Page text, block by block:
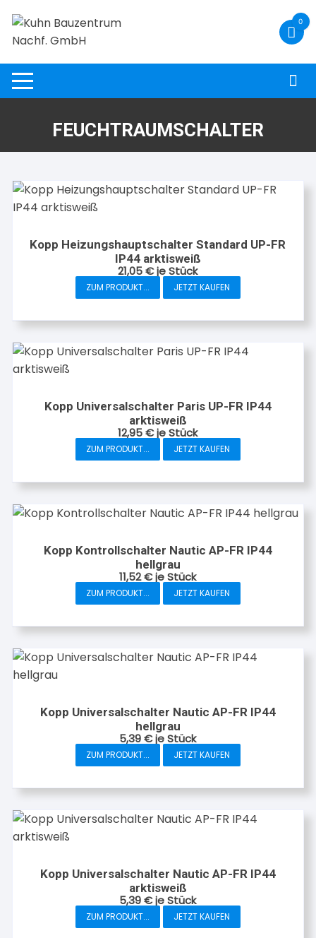
Inhalt
springen
0
FEUCHTRAUMSCHALTER
Kopp Heizungshauptschalter Standard UP-FR
IP44 arktisweiß
21,05€je Stück
ZUM PRODUKT... JETZT KAUFEN
Kopp Universalschalter Paris UP-FR IP44
arktisweiß
12,95€je Stück
ZUM PRODUKT... JETZT KAUFEN
Kopp Kontrollschalter Nautic AP-FR IP44
hellgrau
11,52€je Stück
ZUM PRODUKT... JETZT KAUFEN
Kopp Universalschalter Nautic AP-FR IP44
hellgrau
5,39€je Stück
ZUM PRODUKT... JETZT KAUFEN
Kopp Universalschalter Nautic AP-FR IP44
arktisweiß
5,39€je Stück
ZUM PRODUKT... JETZT KAUFEN